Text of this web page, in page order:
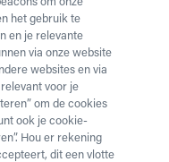
de huur van
of levering in het
op via 02 218
aankopen. Wil je
kan hier.
het gebruik te
en je relevante
via onze website
websites en via
voor je
om de cookies
ook je cookie-
Hou er rekening
dit een vlotte